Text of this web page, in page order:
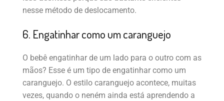
nesse método de deslocamento.
6. Engatinhar como um caranguejo
O bebê engatinhar de um lado para o outro com as
mãos? Esse é um tipo de engatinhar como um
caranguejo. O estilo caranguejo acontece, muitas
vezes, quando o neném ainda está aprendendo a